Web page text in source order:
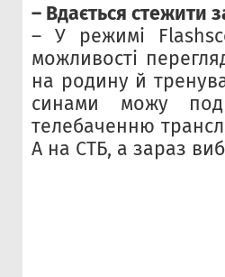
– Вдається стежити
– У режимі
можливості
на родину й
синами можу
телебаченню
А на СТБ, а зараз